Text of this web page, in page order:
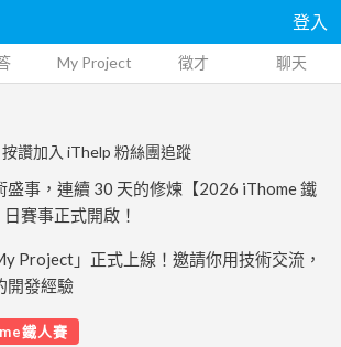
登入
My Project 徵才 聊天
按讚加入 iThelp 粉絲團追蹤
盛事，連續 30 天的修煉【2026 iThome 鐵
賽事正式開啟！
Project」正式上線！邀請你用技術交流，
開發經驗
鐵人賽